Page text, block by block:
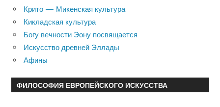
Крито — Микенская культура
Кикладская культура
Богу вечности Эону посвящается
Искусство древней Эллады
Афины
ФИЛОСОФИЯ ЕВРОПЕЙСКОГО ИСКУССТВА